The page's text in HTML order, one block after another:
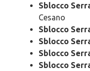
Sblocco
Cesano
Sblocco
Sblocco
Sblocco
Sblocco